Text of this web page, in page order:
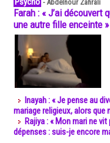
-Abdelnour Zahrali
Farah : « J’ai découvert
une autre fille enceinte »
Inayah : « Je pense au
mariage religieux, alors que
Rajiya : « Mon mari ne
dépenses : suis-je encore